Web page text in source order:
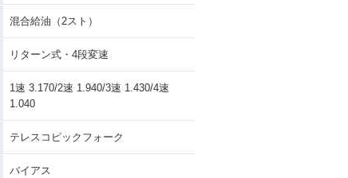
混合給油（2スト）
リターン式・4段変速
1速 3.170/2速 1.940/3速 1.430/4速
1.040
テレスコピックフォーク
バイアス